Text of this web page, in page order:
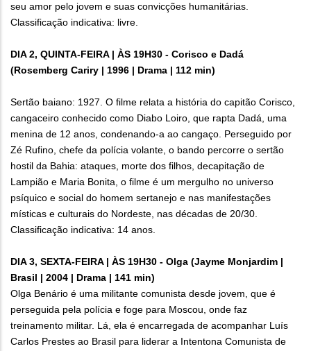
seu amor pelo jovem e suas convicções humanitárias.
Classificação indicativa: livre.
DIA 2, QUINTA-FEIRA | ÀS 19H30 - Corisco e Dadá
(Rosemberg Cariry | 1996 | Drama | 112 min)
Sertão baiano: 1927. O filme relata a história do capitão Corisco,
cangaceiro conhecido como Diabo Loiro, que rapta Dadá, uma
menina de 12 anos, condenando-a ao cangaço. Perseguido por
Zé Rufino, chefe da polícia volante, o bando percorre o sertão
hostil da Bahia: ataques, morte dos filhos, decapitação de
Lampião e Maria Bonita, o filme é um mergulho no universo
psíquico e social do homem sertanejo e nas manifestações
místicas e culturais do Nordeste, nas décadas de 20/30.
Classificação indicativa: 14 anos.
DIA 3, SEXTA-FEIRA | ÀS 19H30 - Olga (Jayme Monjardim |
Brasil | 2004 | Drama | 141 min)
Olga Benário é uma militante comunista desde jovem, que é
perseguida pela polícia e foge para Moscou, onde faz
treinamento militar. Lá, ela é encarregada de acompanhar Luís
Carlos Prestes ao Brasil para liderar a Intentona Comunista de